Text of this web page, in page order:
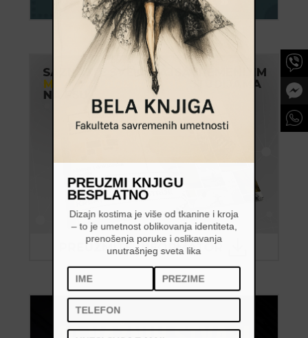
PREUZMI KNJIGU
BESPLATNO
Dizajn kostima je više od tkanine i kroja
– to je umetnost oblikovanja identiteta,
prenošenja poruke i oslikavanja
unutrašnjeg sveta lika